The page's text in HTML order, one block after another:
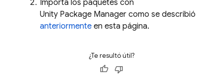
Importa los paquetes con
Unity Package Manager como se describió
anteriormente en esta página.
¿Te resultó útil?